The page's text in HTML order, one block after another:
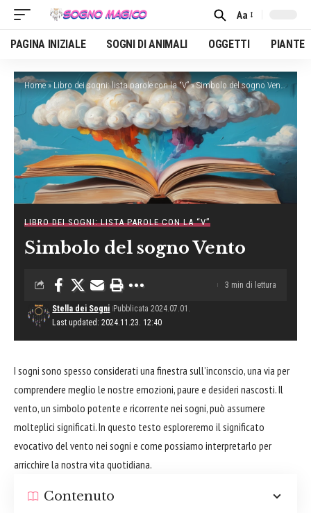
Font
Resizer
Aa
PAGINA INIZIALE SOGNI DI ANIMALI OGGETTI PIANTE
Home» Libro dei sogni: lista parole con la “V”»Simbolo del sogno Vento
LIBRO DEI SOGNI: LISTA PAROLE CON LA “V”
Simbolo del sogno Vento
Last updated: 2024.11.23. 12:40
Stella dei Sogni Pubblicata 2024.07.01.
3 min di lettura
I sogni sono spesso considerati una finestra sull’inconscio, una via per
comprendere meglio le nostre emozioni, paure e desideri nascosti. Il
vento, un simbolo potente e ricorrente nei sogni, può assumere
molteplici significati. In questo testo esploreremo il significato
evocativo del vento nei sogni e come possiamo interpretarlo per
arricchire la nostra vita quotidiana.
Contenuto